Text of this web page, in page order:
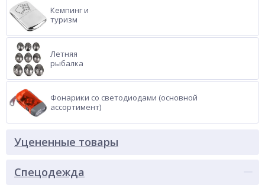
Кемпинг и
туризм
Летняя
рыбалка
Фонарики со светодиодами (основной
ассортимент)
Уцененные товары
Спецодежда